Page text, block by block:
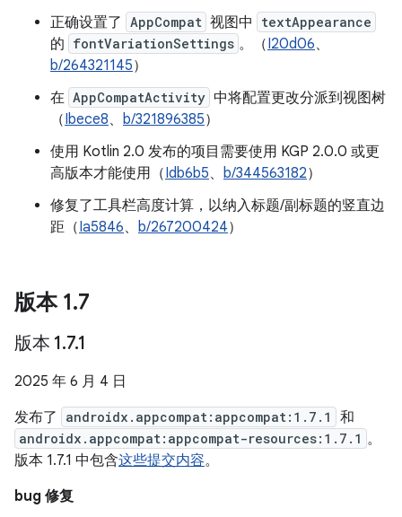
正确设置了 AppCompat 视图中 textAppearance
的 fontVariationSettings 。（I20d06、
b/264321145）
在 AppCompatActivity 中将配置更改分派到视图树
（Ibece8、 b/321896385）
使用 Kotlin 2.0 发布的项目需要使用 KGP 2.0.0 或更
高版本才能使用（Idb6b5、 b/344563182）
修复了工具栏高度计算，以纳入标题/副标题的竖直边
距（Ia5846、 b/267200424）
版本 1.7
版本 1.7.1
2025 年 6 月 4 日
发布了
androidx.appcompat:appcompat:1.7.1 和
androidx.appcompat:appcompat-resources:1.7.1 。
版本 1.7.1 中包含这些提交内容。
bug 修复